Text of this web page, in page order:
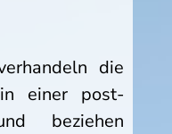
die
einer post-
beziehen